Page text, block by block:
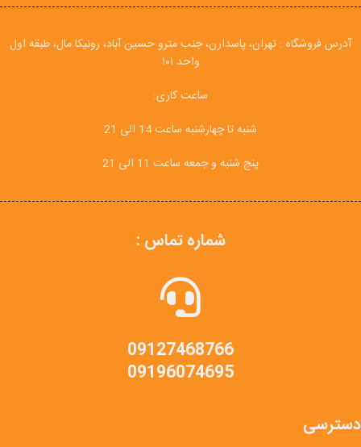
آدرس فروشگاه : تهران، پاسدارن، جنب مترو حسین آباد، رونیکا مال، طبقه اول
واحد ۱۰۱
ساعت کاری:
شنبه تا چهارشنبه ساعت 14 الی 21
پنج شنبه و جمعه ساعت 11 الی 21
شماره تماس :
09127468766
09196074695
دسترسی